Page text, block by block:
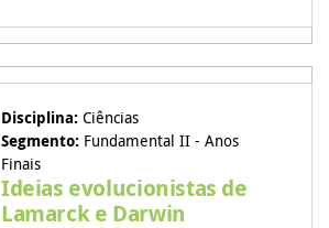
Disciplina: Ciências
Segmento: Fundamental II - Anos
Finais
Ideias evolucionistas de
Lamarck e Darwin